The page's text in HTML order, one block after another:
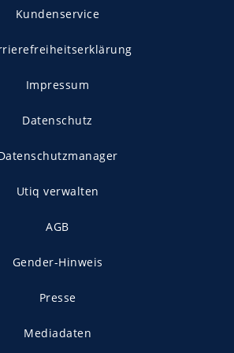
Kundenservice
Impressum
Datenschutz
Utiq verwalten
AGB
Gender-Hinweis
Presse
Mediadaten